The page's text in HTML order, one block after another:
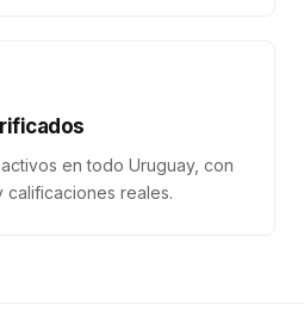
en todo Uruguay, con
calificaciones reales.